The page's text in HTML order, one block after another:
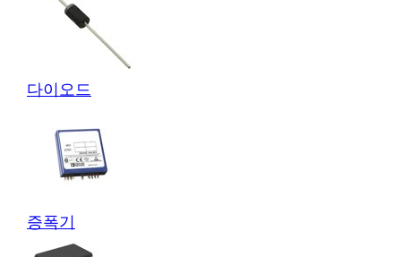
다이오드
증폭기